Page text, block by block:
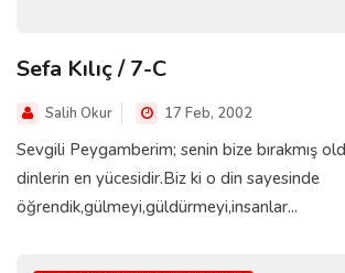
Sefa Kılıç / 7-C
Salih Okur 17 Feb, 2002
Sevgili Peygamberim; senin bize bırakmış
dinlerin en yücesidir.Biz ki o din sayesinde
öğrendik,gülmeyi,güldürmeyi,insanlar...